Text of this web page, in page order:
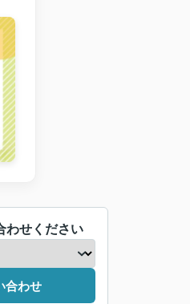
わせください
合わせ